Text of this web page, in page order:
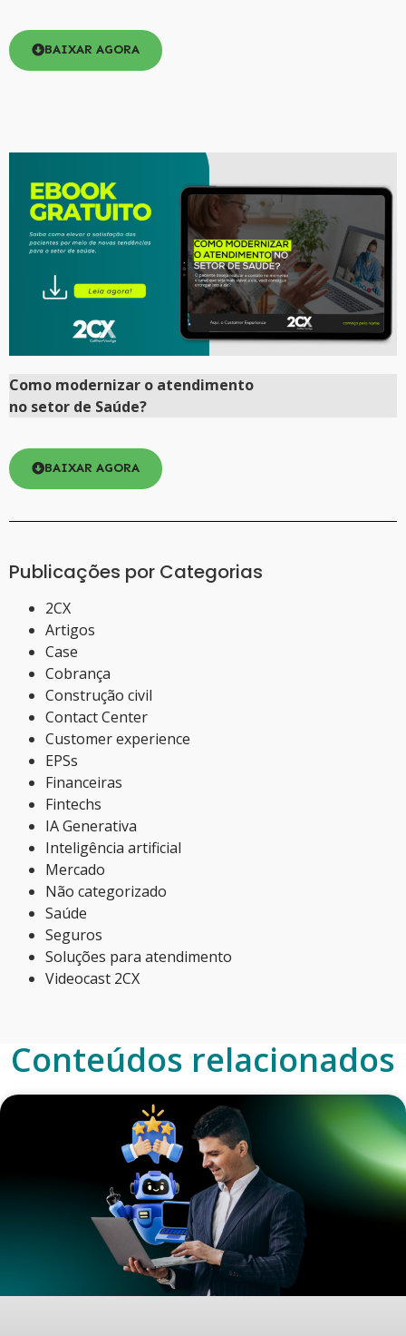
BAIXAR AGORA
Como modernizar o atendimento
no setor de Saúde?
BAIXAR AGORA
Publicações por Categorias
2CX
Artigos
Case
Cobrança
Construção civil
Contact Center
Customer experience
EPSs
Financeiras
Fintechs
IA Generativa
Inteligência artificial
Mercado
Não categorizado
Saúde
Seguros
Soluções para atendimento
Videocast 2CX
Conteúdos relacionados